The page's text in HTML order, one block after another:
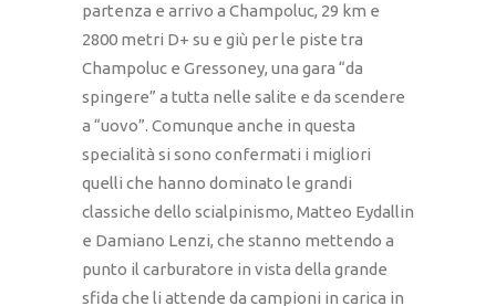
partenza e arrivo a Champoluc, 29 km e
2800 metri D+ su e giù per le piste tra
Champoluc e Gressoney, una gara “da
spingere” a tutta nelle salite e da scendere
a “uovo”. Comunque anche in questa
specialità si sono confermati i migliori
quelli che hanno dominato le grandi
classiche dello scialpinismo, Matteo Eydallin
e Damiano Lenzi, che stanno mettendo a
punto il carburatore in vista della grande
sfida che li attende da campioni in carica in